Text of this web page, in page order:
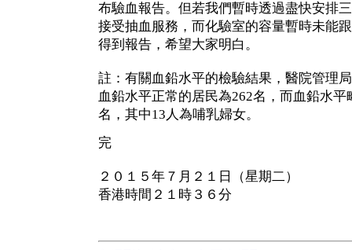
布驗血報告。但若我們暫時透過盡快安排
接受抽血服務，而化驗室的容量暫時未能
得到報告，希望大家明白。
註：有關血鉛水平的檢驗結果，醫院管理
血鉛水平正常的居民為262名，而血鉛水
名，其中13人為哺乳婦女。
完
２０１５年７月２１日（星期二）
香港時間２１時３６分